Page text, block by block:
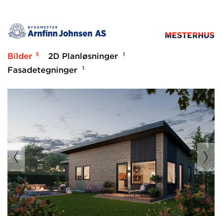
Bilder 5 2D Planløsninger 1
Fasadetegninger 1